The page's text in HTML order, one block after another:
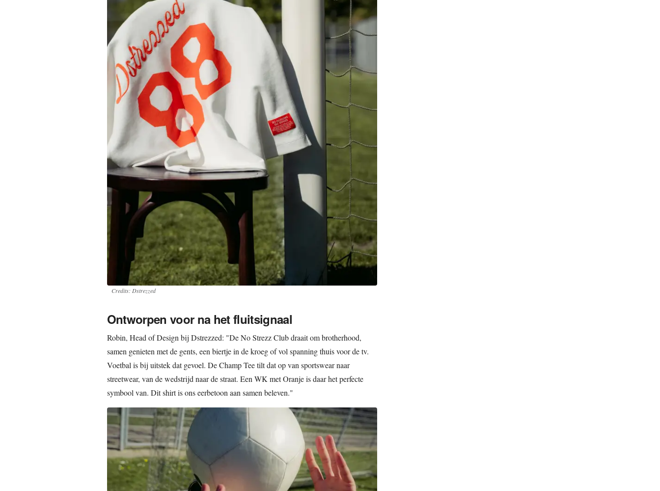
Credits: Dstrezzed
Ontworpen voor na het fluitsignaal
Robin, Head of Design bij Dstrezzed: "De No Strezz Club draait om brotherhood,
samen genieten met de gents, een biertje in de kroeg of vol spanning thuis voor de tv.
Voetbal is bij uitstek dat gevoel. De Champ Tee tilt dat op van sportswear naar
streetwear, van de wedstrijd naar de straat. Een WK met Oranje is daar het perfecte
symbool van. Dit shirt is ons eerbetoon aan samen beleven."